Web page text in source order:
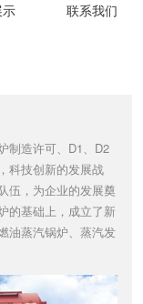
联系我们
制造许可、D1、D2
科技创新的发展战
伍，为企业的发展奠
的基础上，成立了新
油蒸汽锅炉、蒸汽发